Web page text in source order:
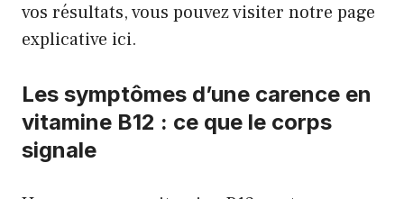
vos résultats, vous pouvez visiter notre page
explicative ici.
Les symptômes d’une carence en
vitamine B12 : ce que le corps
signale